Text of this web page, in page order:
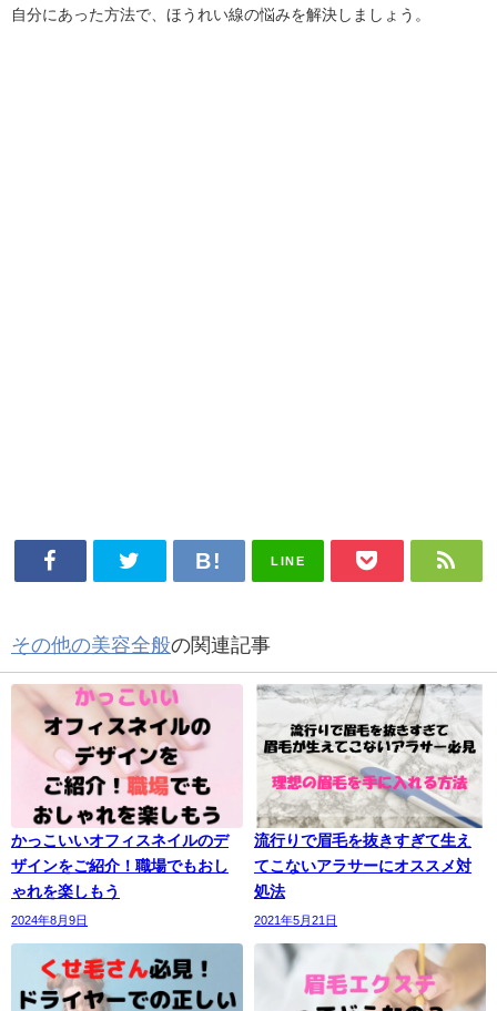
自分にあった方法で、ほうれい線の悩みを解決しましょう。
LINE
その他の美容全般の関連記事
かっこいいオフィスネイルのデ
ザインをご紹介！職場でもおし
ゃれを楽しもう
2024年8月9日
流行りで眉毛を抜きすぎて生え
てこないアラサーにオススメ対
処法
2021年5月21日